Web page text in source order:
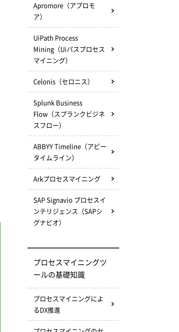
Apromore（アプロモ
ア）
UiPath Process
Mining（Uiパスプロセス
マイニング）
Celonis（セロニス）
Splunk Business
Flow（スプランクビジネ
スフロー）
ABBYY Timeline（アビー
タイムライン）
Arkプロセスマイニング
SAP Signavio プロセスイ
ンテリジェンス（SAPシ
グナビオ）
プロセスマイニングツ
ールの基礎知識
プロセスマイニングによ
るDX推進